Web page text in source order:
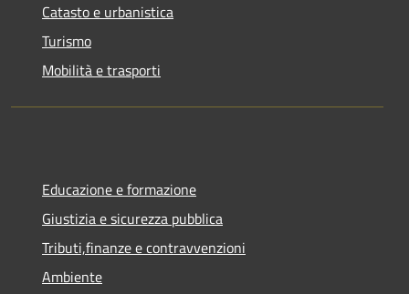
Catasto e urbanistica
Turismo
Mobilità e trasporti
Educazione e formazione
Giustizia e sicurezza pubblica
Tributi,finanze e contravvenzioni
Ambiente